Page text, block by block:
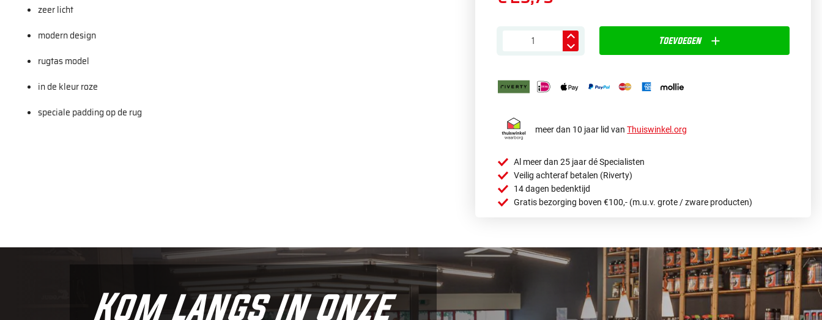
Toevoegen
meer dan 10 jaar lid vanThuiswinkel.org
Al meer dan 25 jaar dé Specialisten
Veilig achteraf betalen (Riverty)
14 dagen bedenktijd
Gratis bezorging boven €100,- (m.u.v. grote / zware producten)
zeer licht
modern design
rugtas model
in de kleur roze
speciale padding op de rug
Kom langs in onze